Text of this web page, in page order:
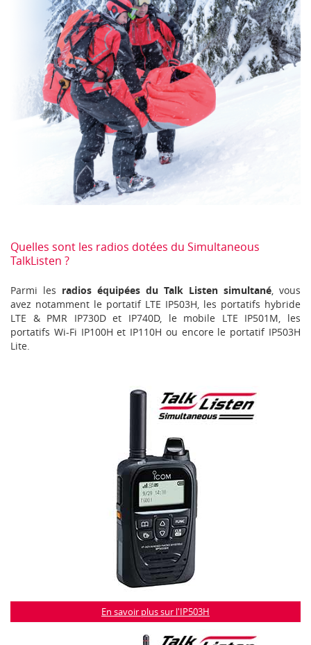
Quelles sont les radios dotées du Simultaneous
TalkListen ?
Parmi les radios équipées du Talk Listen simultané, vous
avez notamment le portatif LTE IP503H, les portatifs hybride
LTE & PMR IP730D et IP740D, le mobile LTE IP501M, les
portatifs Wi-Fi IP100H et IP110H ou encore le portatif IP503H
Lite.
En savoir plus sur l'IP503H